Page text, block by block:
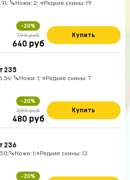
🔪Ножи: 2; ⭐️Редкие скины: 19
-20%
799 руб
640 руб
Купить
235
🔪Ножи: 1; ⭐️Редкие скины: 7
-20%
599 руб
480 руб
Купить
236
1;⭐️Редкие скины: 13
-20%